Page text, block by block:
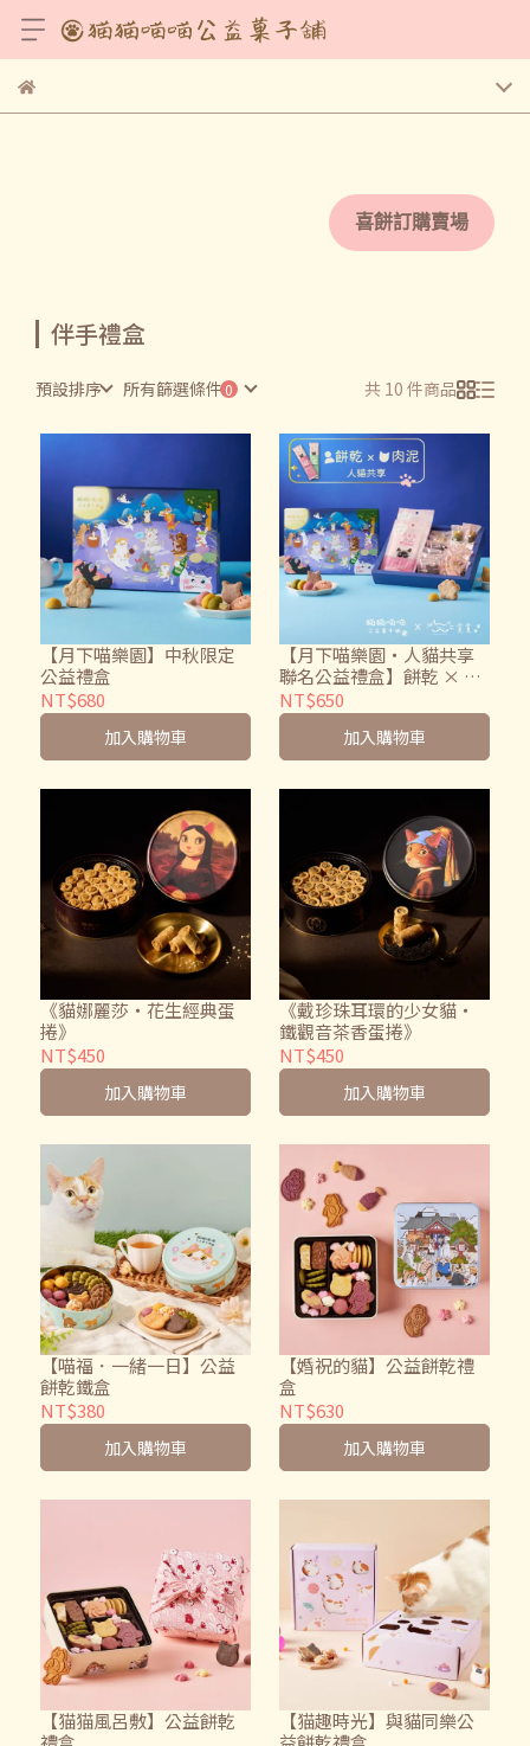
喜餅訂購賣場
伴手禮盒
預設排序 所有篩選條件 共 10 件商品
【月下喵樂園】中秋限定
公益禮盒
NT$680
加入購物車
【月下喵樂園・人貓共享
聯名公益禮盒】餅乾 × 肉
泥 暖心分享組
NT$650
加入購物車
《貓娜麗莎・花生經典蛋
捲》
NT$450
加入購物車
《戴珍珠耳環的少女貓・
鐵觀音茶香蛋捲》
NT$450
加入購物車
【喵福．一緒一日】公益
餅乾鐵盒
NT$380
加入購物車
【婚祝的貓】公益餅乾禮
盒
NT$630
加入購物車
【猫猫風呂敷】公益餅乾
【猫趣時光】與貓同樂公